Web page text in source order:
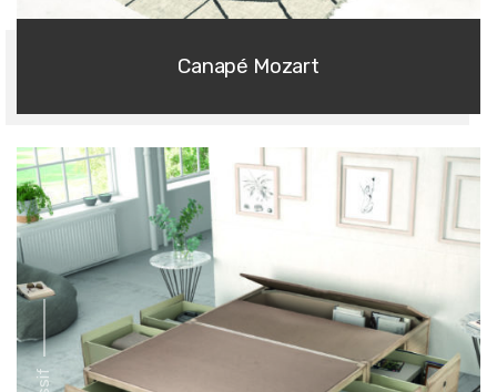
Canapé Mozart